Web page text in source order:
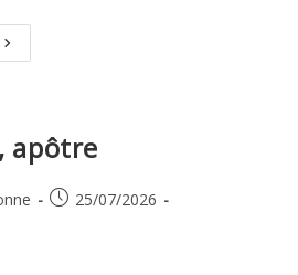
17e
apôtre
Publication
25/07/2026